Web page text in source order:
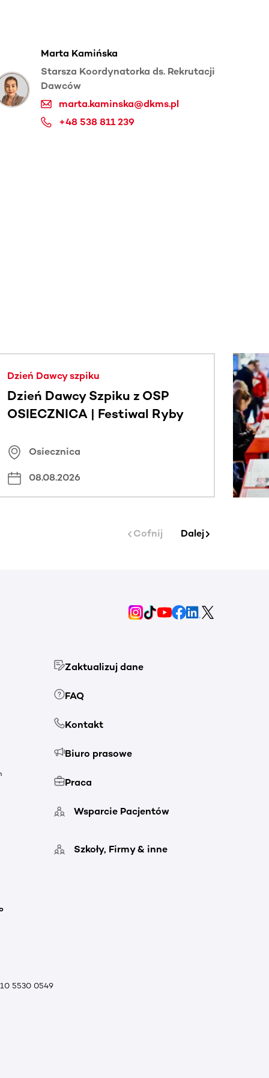
Marta Kamińska
Starsza Koordynatorka ds. Rekrutacji
Dawców
marta.kaminska@dkms.pl
+48 538 811 239
Dzień Dawcy szpiku
Dzień Dawcy Szpiku z OSP
OSIECZNICA | Festiwal Ryby
Osiecznica
08.08.2026
Cofnij Dalej
Zaktualizuj dane
FAQ
Kontakt
Biuro prasowe
Praca
Wsparcie Pacjentów
Szkoły, Firmy & inne
5530 0549